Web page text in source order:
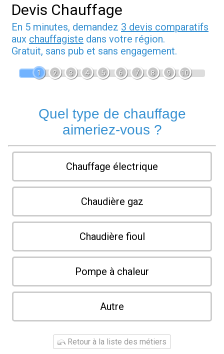
Devis Chauffage
En 5 minutes, demandez 3 devis comparatifs
aux chauffagiste dans votre région.
Gratuit, sans pub et sans engagement.
1 2 3 4 5 6 7 8 9 10
Quel type de chauffage
aimeriez-vous ?
Chauffage électrique
Chaudière gaz
Chaudière fioul
Pompe à chaleur
Autre
Retour à la liste des métiers